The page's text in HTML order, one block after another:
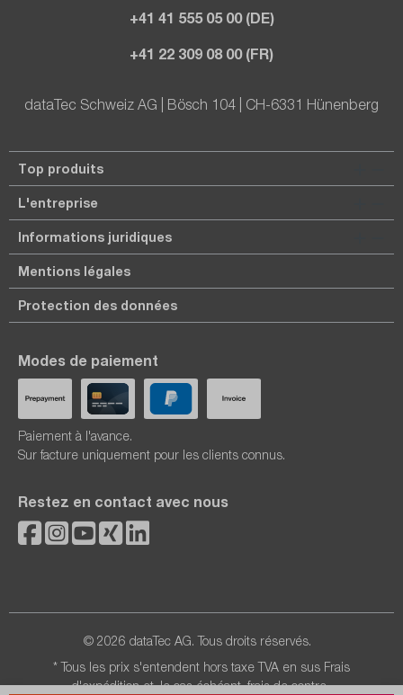
+41 41 555 05 00 (DE)
+41 22 309 08 00 (FR)
dataTec Schweiz AG | Bösch 104 | CH-6331 Hünenberg
Top produits
L'entreprise
Informations juridiques
Mentions légales
Protection des données
Modes de paiement
Paiement à l'avance.
Sur facture uniquement pour les clients connus.
Restez en contact avec nous
© 2026 dataTec AG. Tous droits réservés.
* Tous les prix s'entendent hors taxe TVA en sus Frais
d'expéditionet, le cas échéant, frais de contre-